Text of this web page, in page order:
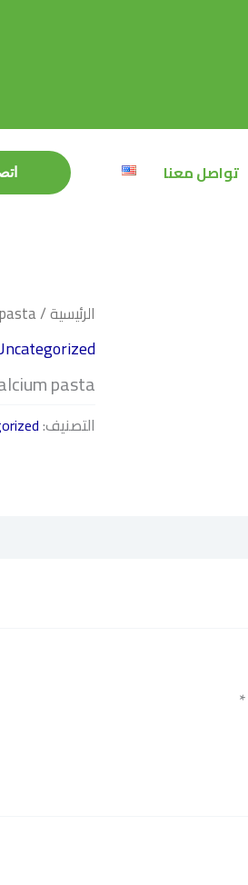
تواصل معنا
الرئيسية/
pasta
التصنيف:
*